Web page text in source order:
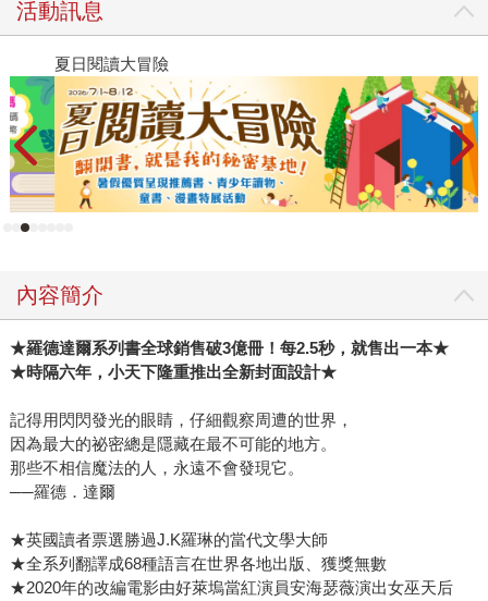
活動訊息
夏日閱讀大冒險
內容簡介
★羅德達爾系列書全球銷售破3億冊！每2.5秒，就售出一本★
★時隔六年，小天下隆重推出全新封面設計★
記得用閃閃發光的眼睛，仔細觀察周遭的世界，
因為最大的祕密總是隱藏在最不可能的地方。
那些不相信魔法的人，永遠不會發現它。
──羅德．達爾
★英國讀者票選勝過J.K羅琳的當代文學大師
★全系列翻譯成68種語言在世界各地出版、獲獎無數
★2020年的改編電影由好萊塢當紅演員安海瑟薇演出女巫天后